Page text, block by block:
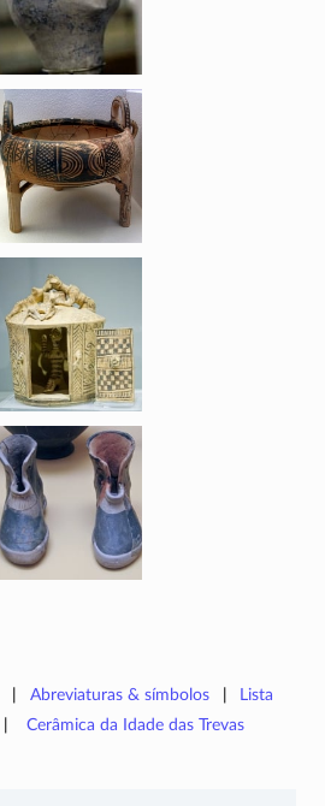
Abreviaturas & símbolos
Lista
Cerâmica da Idade das Trevas